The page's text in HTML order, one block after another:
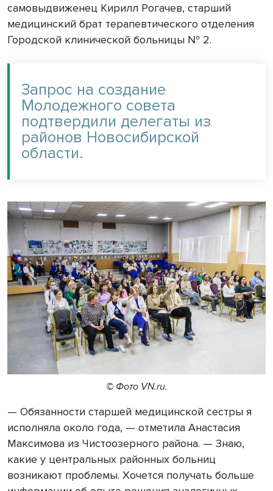
самовыдвиженец Кирилл Рогачев, старший
медицинский брат терапевтического отделения
Городской клинической больницы № 2.
Запрос на создание
Молодежного совета
подтвердили делегаты из
районов Новосибирской
области.
© Фото VN.ru.
— Обязанности старшей медицинской сестры я
исполняла около года, — отметила Анастасия
Максимова из Чистоозерного района. — Знаю,
какие у центральных районных больниц
возникают проблемы. Хочется получать больше